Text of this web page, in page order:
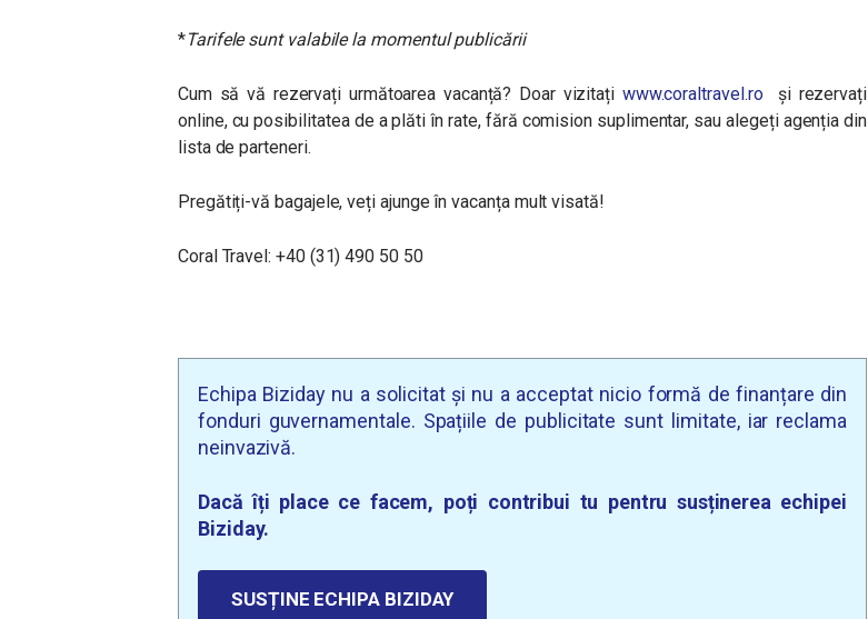
*Tarifele sunt valabile la momentul publicării
Cum să vă rezervați următoarea vacanță? Doar vizitați www.coraltravel.roși rezervați
online, cu posibilitatea de a plăti în rate, fără comision suplimentar, sau alegeți agenția din
lista de parteneri.
Pregătiți-vă bagajele, veți ajunge în vacanța mult visată!
Coral Travel: +40 (31) 490 50 50
Echipa Biziday nu a solicitat și nu a acceptat nicio formă de finanțare din
fonduri guvernamentale. Spațiile de publicitate sunt limitate, iar reclama
neinvazivă.
Dacă îți place ce facem, poți contribui tu pentru susținerea echipei
Biziday.
SUSȚINE ECHIPA BIZIDAY